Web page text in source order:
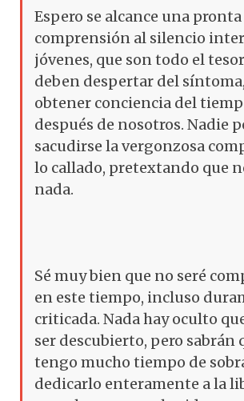
Espero se alcance una pronta
comprensión al silencio
jóvenes, que son todo el
deben despertar del
obtener conciencia del
después de nosotros. Nadie
sacudirse la vergonzosa
lo callado, pretextando que
nada.
Sé muy bien que no seré
en este tiempo, incluso
criticada. Nada hay oculto
ser descubierto, pero sabrán
tengo mucho tiempo de
dedicarlo enteramente a la